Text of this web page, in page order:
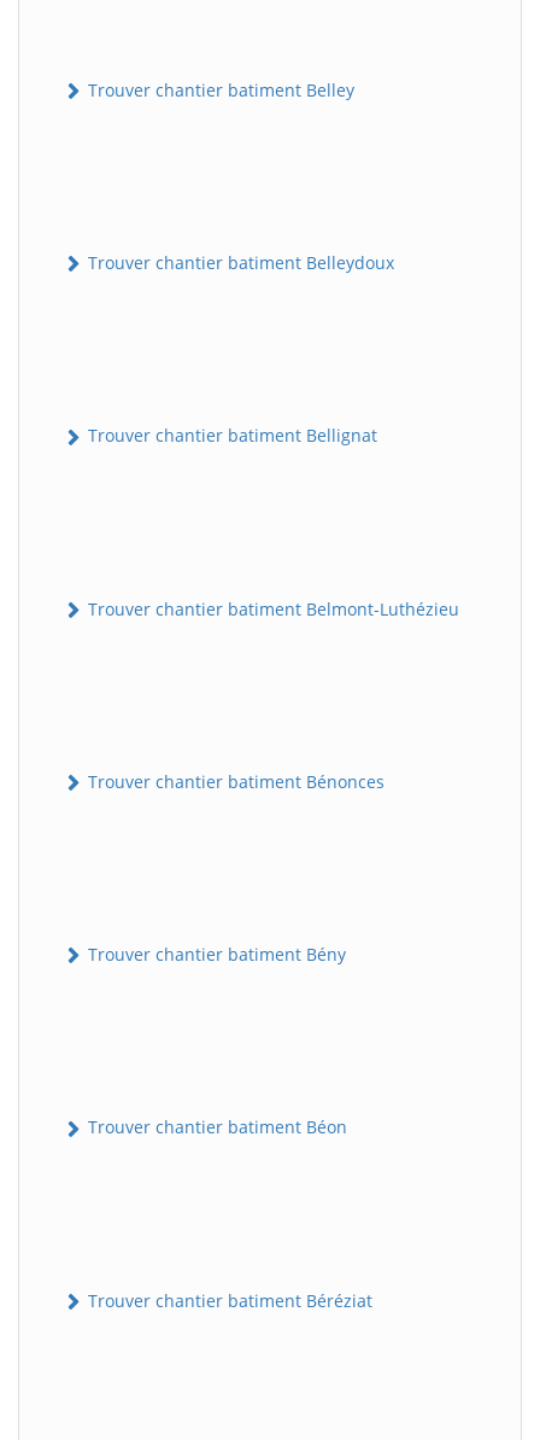
Trouver chantier batiment Belley
Trouver chantier batiment Belleydoux
Trouver chantier batiment Bellignat
Trouver chantier batiment Belmont-Luthézieu
Trouver chantier batiment Bénonces
Trouver chantier batiment Bény
Trouver chantier batiment Béon
Trouver chantier batiment Béréziat